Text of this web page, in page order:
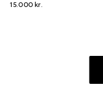
15.000 kr.